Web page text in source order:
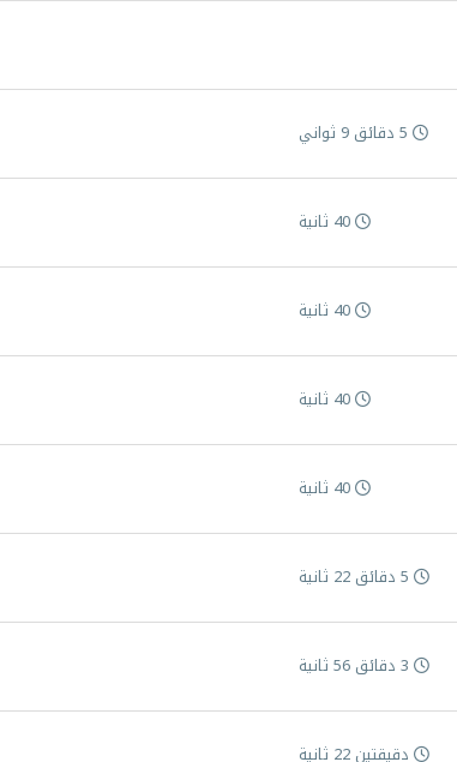
40 ثانية
40 ثانية
40 ثانية
40 ثانية
دقيقتين 22 ثانية